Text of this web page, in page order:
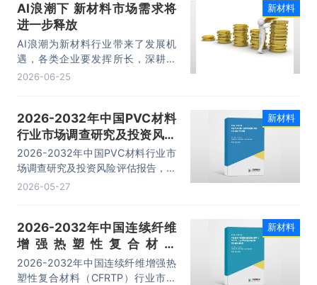
AI浪潮下 新材料市场需求将
进一步释放
AI浪潮为新材料行业带来了发展机
遇，各类企业要发挥所长，深耕实
业、加码研发，在助力AI产业壮大的
2026-06-25
新材料
2026-2032年中国PVC材料
行业市场调查研究及投资风险
评估报告
2026-2032年中国PVC材料行业市
场调查研究及投资风险评估报告，主
要包括行业竞争格局分析、重点企业
2026-05-27
新材料
2026-2032年中国连续纤维
增强热塑性复合材料
（CFRTP）行业市场深度分
析及投资价值预测报告
2026-2032年中国连续纤维增强热
塑性复合材料（CFRTP）行业市场
新材料